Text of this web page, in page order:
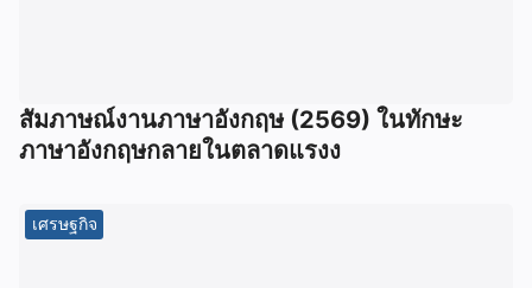
สัมภาษณ์งานภาษาอังกฤษ (2569) ในทักษะ
ภาษาอังกฤษกลายในตลาดแรงง
เศรษฐกิจ